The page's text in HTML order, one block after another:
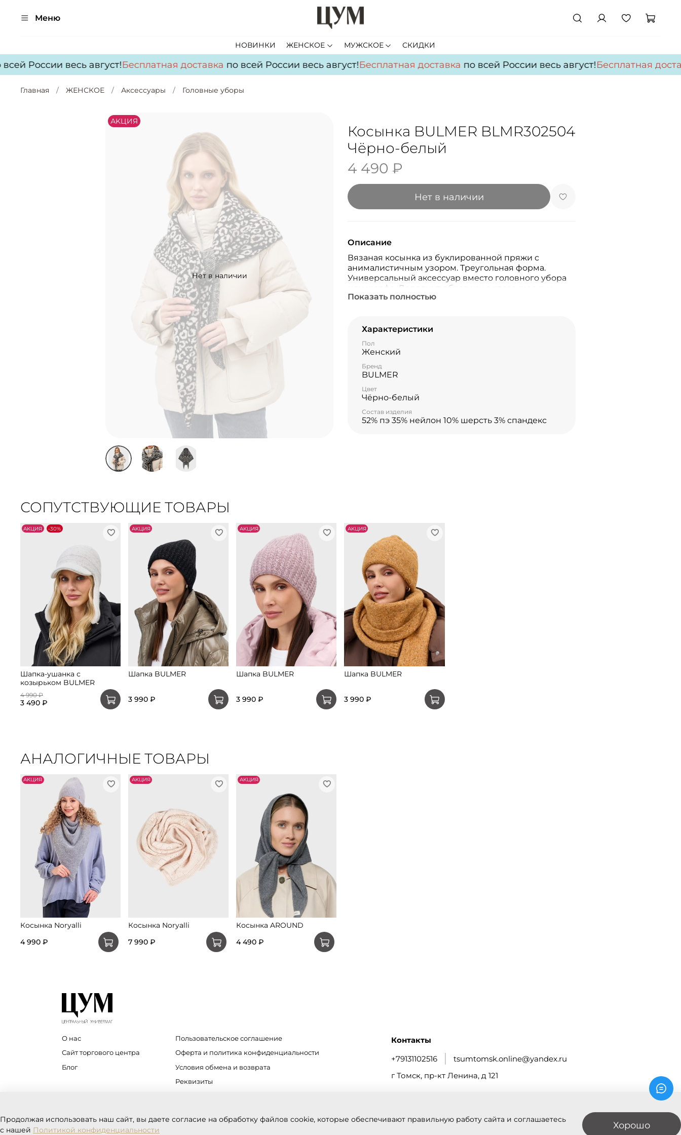
Меню
НОВИНКИ ЖЕНСКОЕ МУЖСКОЕ СКИДКИ
России весь август!Бесплатная доставкапо всей России весь август!Бесплатная доставкапо всей России весь август!Бесплатная
Главная ЖЕНСКОЕ Аксессуары Головные уборы
Нет в наличии
АKЦИЯ
Косынка BULMER BLMR302504
Чёрно-белый
4 490 ₽
Нет в наличии
Описание
Вязаная косынка из буклированной пряжи с
анималистичным узором. Треугольная форма.
Универсальный аксессуар вместо головного убора
или шарфа. Дополнит образ как с классическим
пальто, так и со спортивным пуховиком или курткой.
Показать полностью
Характеристики
Пол
Женский
Бренд
BULMER
Цвет
Чёрно-белый
Состав изделия
52% пэ 35% нейлон 10% шерсть 3% спандекс
СОПУТСТВУЮЩИЕ ТОВАРЫ
АKЦИЯ -30%
Шапка-ушанка с
козырьком BULMER
4 990 ₽
3 490 ₽
АKЦИЯ
Шапка BULMER
3 990 ₽
АKЦИЯ
Шапка BULMER
3 990 ₽
АKЦИЯ
Шапка BULMER
3 990 ₽
АНАЛОГИЧНЫЕ ТОВАРЫ
АKЦИЯ
Косынка Noryalli
4 990 ₽
АKЦИЯ
Косынка Noryalli
7 990 ₽
АKЦИЯ
Косынка AROUND
4 490 ₽
О нас
Сайт торгового центра
Блог
Пользовательское соглашение
Оферта и политика конфиденциальности
Условия обмена и возврата
Реквизиты
Контакты
+79131102516
tsumtomsk.online@yandex.ru
г Томск, пр-кт Ленина, д 121
Продолжая использовать наш сайт, вы даете согласие на обработку файлов cookie, которые обеспечивают правильную работу сайта и соглашаетесь
с нашей Политикой конфиденциальности Хорошо